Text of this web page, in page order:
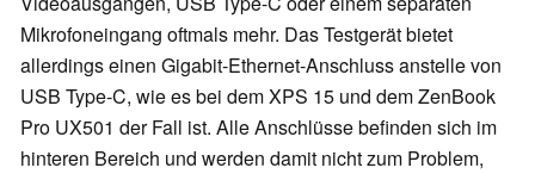
Mikrofoneingang oftmals mehr. Das Testgerät bietet
allerdings einen Gigabit-Ethernet-Anschluss anstelle von
USB Type-C, wie es bei dem XPS 15 und dem ZenBook
Pro UX501 der Fall ist. Alle Anschlüsse befinden sich im
hinteren Bereich und werden damit nicht zum Problem,